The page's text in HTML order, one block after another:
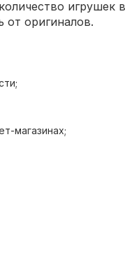
игрушек
от оригиналов.
магазинах;
животному.